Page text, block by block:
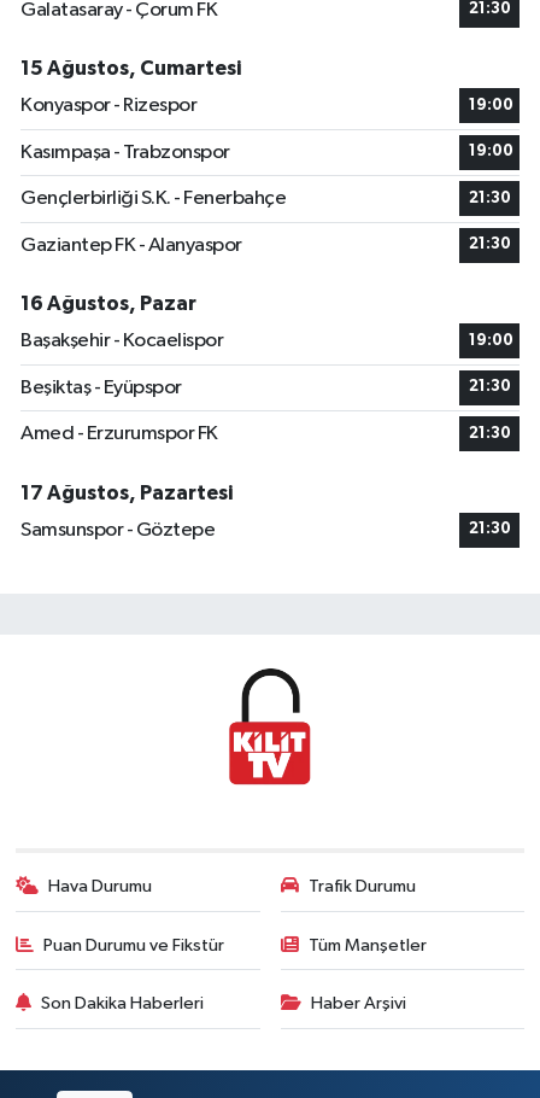
Galatasaray - Çorum FK
21:30
15 Ağustos, Cumartesi
Konyaspor - Rizespor
19:00
Kasımpaşa - Trabzonspor 19:00
Gençlerbirliği S.K. - Fenerbahçe 21:30
Gaziantep FK - Alanyaspor 21:30
16 Ağustos, Pazar
Başakşehir - Kocaelispor
19:00
Beşiktaş - Eyüpspor 21:30
Amed - Erzurumspor FK 21:30
17 Ağustos, Pazartesi
Samsunspor - Göztepe
21:30
Hava Durumu Trafik Durumu
Puan Durumu ve Fikstür Tüm Manşetler
Son Dakika Haberleri Haber Arşivi